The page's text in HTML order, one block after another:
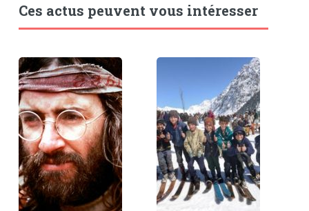
Ces actus peuvent vous intéresser